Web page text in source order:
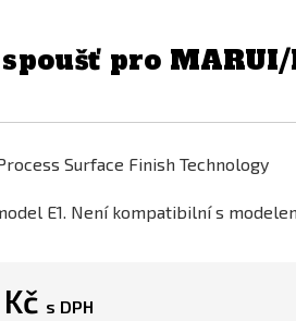
pro
Surface Finish Technology
E1. Není kompatibilní s
s DPH